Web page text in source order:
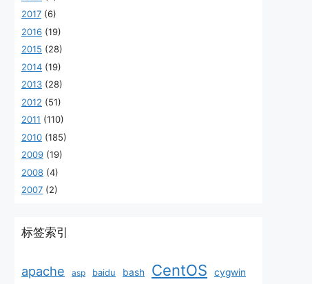
2017 (6)
2016 (19)
2015 (28)
2014 (19)
2013 (28)
2012 (51)
2011 (110)
2010 (185)
2009 (19)
2008 (4)
2007 (2)
标签索引
apache asp baidu bash CentOS cygwin